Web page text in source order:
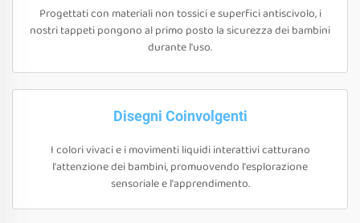
Progettati con materiali non tossici e superfici antiscivolo, i
nostri tappeti pongono al primo posto la sicurezza dei bambini
durante l'uso.
Disegni Coinvolgenti
I colori vivaci e i movimenti liquidi interattivi catturano
l'attenzione dei bambini, promuovendo l'esplorazione
sensoriale e l'apprendimento.